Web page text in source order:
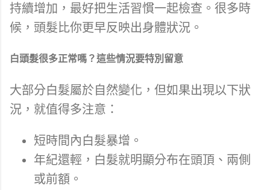
持續增加，最好把生活習慣一起檢查。很多時
候，頭髮比你更早反映出身體狀況。
白頭髮很多正常嗎？這些情況要特別留意
大部分白髮屬於自然變化，但如果出現以下狀
況，就值得多注意：
短時間內白髮暴增。
年紀還輕，白髮就明顯分布在頭頂、兩側
或前額。